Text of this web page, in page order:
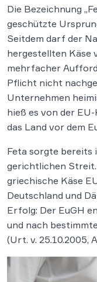
Die Bezeichnung
geschützte
Seitdem darf der
hergestellten Käse
mehrfacher
Pflicht nicht
Unternehmen
hieß es von der
das Land vor dem
Feta sorgte bereits
gerichtlichen
griechische Käse
Deutschland und
Erfolg: Der EuGH
und nach
(Urt. v. 25.10.2005,